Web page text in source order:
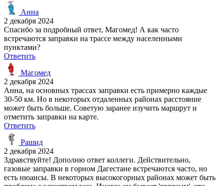
Анна
2 декабря 2024
Спасибо за подробный ответ, Магомед! А как часто
встречаются заправки на трассе между населенными
пунктами?
Ответить
Магомед
2 декабря 2024
Анна, на основных трассах заправки есть примерно каждые
30-50 км. Но в некоторых отдаленных районах расстояние
может быть больше. Советую заранее изучить маршрут и
отметить заправки на карте.
Ответить
Рашид
2 декабря 2024
Здравствуйте! Дополню ответ коллеги. Действительно,
газовые заправки в горном Дагестане встречаются часто, но
есть нюансы. В некоторых высокогорных районах может быть